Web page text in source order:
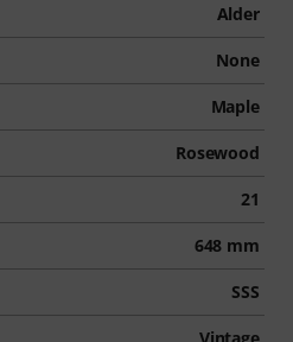
Alder
None
Maple
Rosewood
21
648 mm
SSS
Vintage